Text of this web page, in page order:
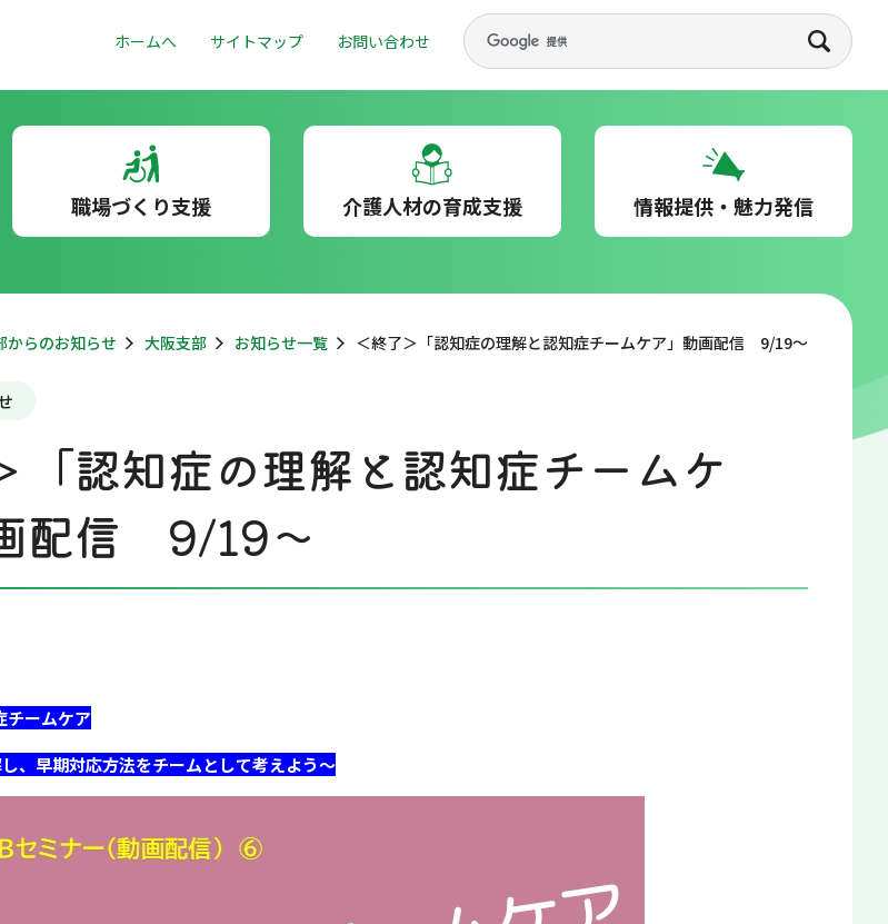
ホームへ サイトマップ お問い合わせ
職場づくり支援 介護人材の育成支援 情報提供・魅力発信
からのお知らせ 大阪支部 お知らせ一覧 ＜終了＞「認知症の理解と認知症チームケア」動画配信 9/19～
「認知症の理解と認知症チームケ
配信 9/19～
チームケア
、早期対応方法をチームとして考えよう～